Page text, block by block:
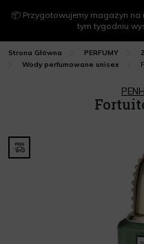
📦 Przygotowujemy magazyn
tym tygodniu
Strona Główna PERFUMY
Wody perfumowane unisex